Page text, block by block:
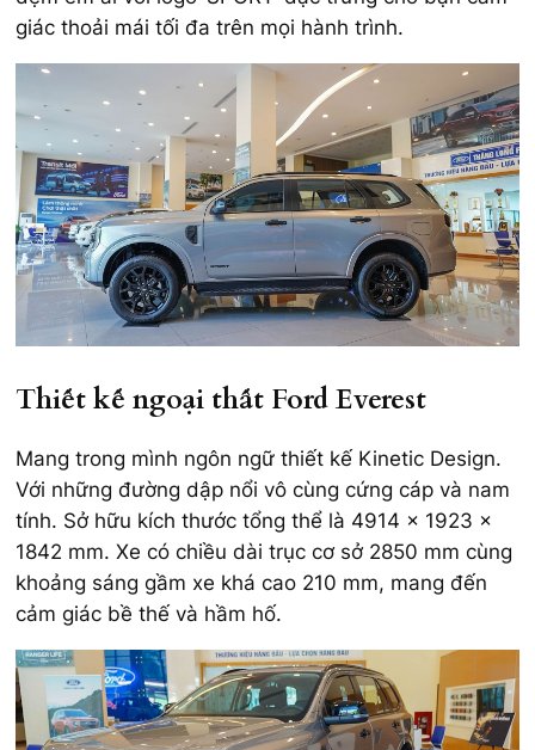
giác thoải mái tối đa trên mọi hành trình.
Thiết kế ngoại thất Ford Everest
Mang trong mình ngôn ngữ thiết kế Kinetic Design.
Với những đường dập nổi vô cùng cứng cáp và nam
tính. Sở hữu kích thước tổng thể là 4914 x 1923 x
1842 mm. Xe có chiều dài trục cơ sở 2850 mm cùng
khoảng sáng gầm xe khá cao 210 mm, mang đến
cảm giác bề thế và hầm hố.